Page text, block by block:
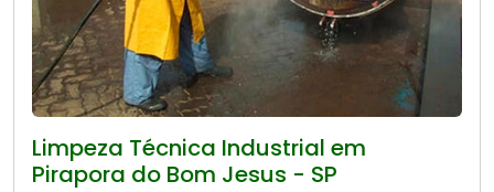
Limpeza Técnica Industrial em
Pirapora do Bom Jesus - SP